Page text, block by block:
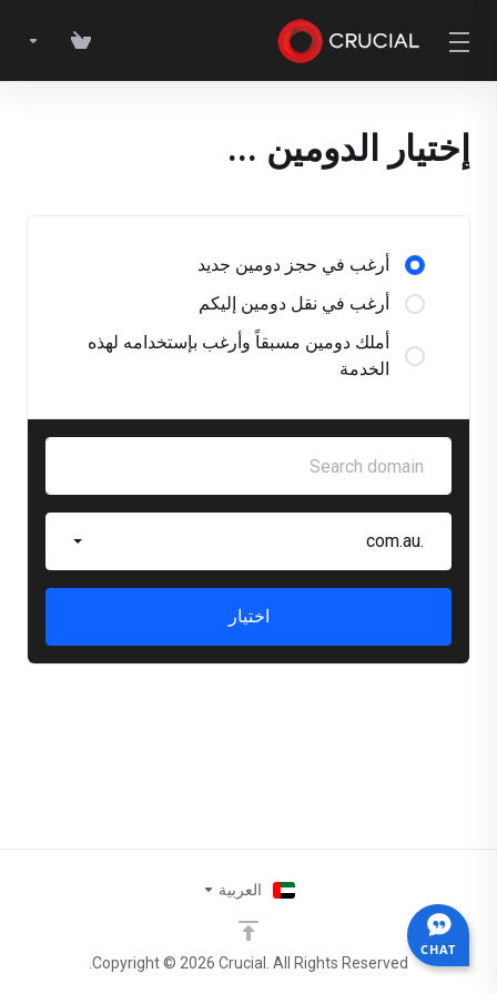
إختيار الدومين ...
أرغب في حجز دومين جديد
أرغب في نقل دومين إليكم
أملك دومين مسبقاً وأرغب بإستخدامه لهذه
الخدمة
.com.au
اختيار
Copyright © 2026 Crucial. All Rights Reserved.
العربية
CHAT